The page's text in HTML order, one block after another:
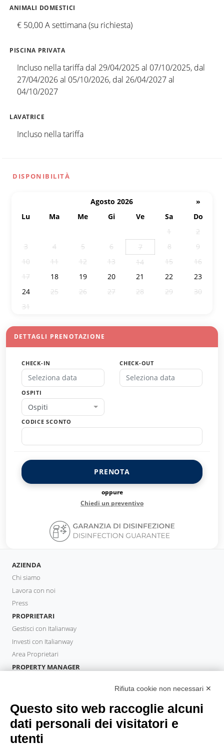
ANIMALI DOMESTICI
€ 50,00 A settimana (su richiesta)
PISCINA PRIVATA
Incluso nella tariffa dal 29/04/2025 al 07/10/2025, dal
27/04/2026 al 05/10/2026, dal 26/04/2027 al
04/10/2027
LAVATRICE
Incluso nella tariffa
DISPONIBILITÀ
Agosto 2026
»
Lu
Ma Me Gi Ve Sa
Do
1
2
3
4 5 6 7 8
9
10
11 12 13 14 15
16
17
18 19 20 21 22
23
24
25 26 27 28 29
30
31
DETTAGLI PRENOTAZIONE
CHECK-IN CHECK-OUT
OSPITI
Ospiti
CODICE SCONTO
PRENOTA
oppure
Chiedi un preventivo
AZIENDA
Chi siamo
Lavora con noi
Press
PROPRIETARI
Gestisci con Italianway
Investi con Italianway
Area Proprietari
PROPERTY MANAGER
OSPITI
Prenota un soggiorno
Soggiorni lunghi
Esperienze per gli ospiti
Rifiuta cookie non necessari ✕
Questo sito web raccoglie alcuni
dati personali dei visitatori e
utenti